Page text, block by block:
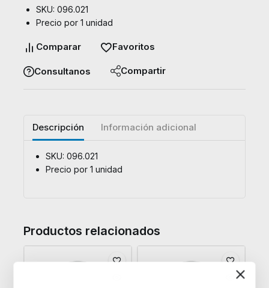
SKU: 096.021
Precio por 1 unidad
Comparar Favoritos
Consultanos Compartir
Descripción Información adicional
SKU: 096.021
Precio por 1 unidad
Productos relacionados